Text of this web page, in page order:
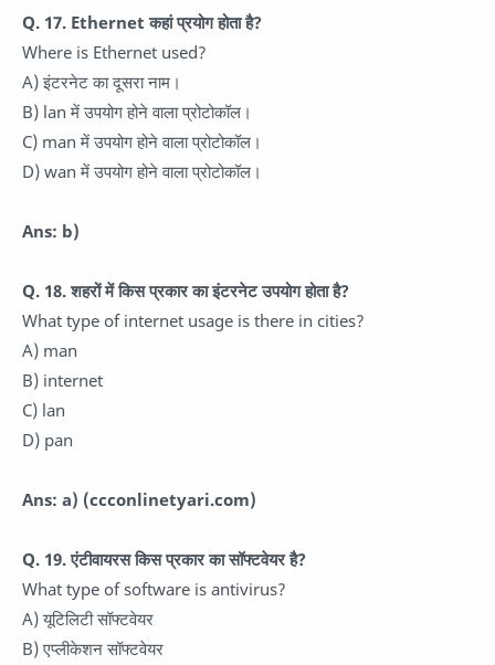
Q. 17. Ethernet कहां प्रयोग होता है?
Where is Ethernet used?
A) इंटरनेट का दूसरा नाम।
B) lan में उपयोग होने वाला प्रोटोकॉल।
C) man में उपयोग होने वाला प्रोटोकॉल।
D) wan में उपयोग होने वाला प्रोटोकॉल।
Ans: b)
Q. 18. शहरों में किस प्रकार का इंटरनेट उपयोग होता है?
What type of internet usage is there in cities?
A) man
B) internet
C) lan
D) pan
Ans: a) (ccconlinetyari.com)
Q. 19. एंटीवायरस किस प्रकार का सॉफ्टवेयर है?
What type of software is antivirus?
A) यूटिलिटी सॉफ्टवेयर
B) एप्लीकेशन सॉफ्टवेयर